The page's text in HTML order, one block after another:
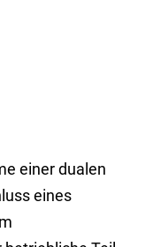
einer dualen
eines